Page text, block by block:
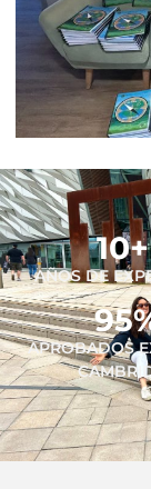
10
AÑOS DE
95
APROBADOS